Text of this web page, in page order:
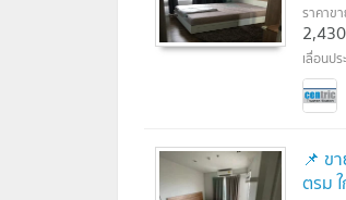
ราคาข
📌 ข
ตรม